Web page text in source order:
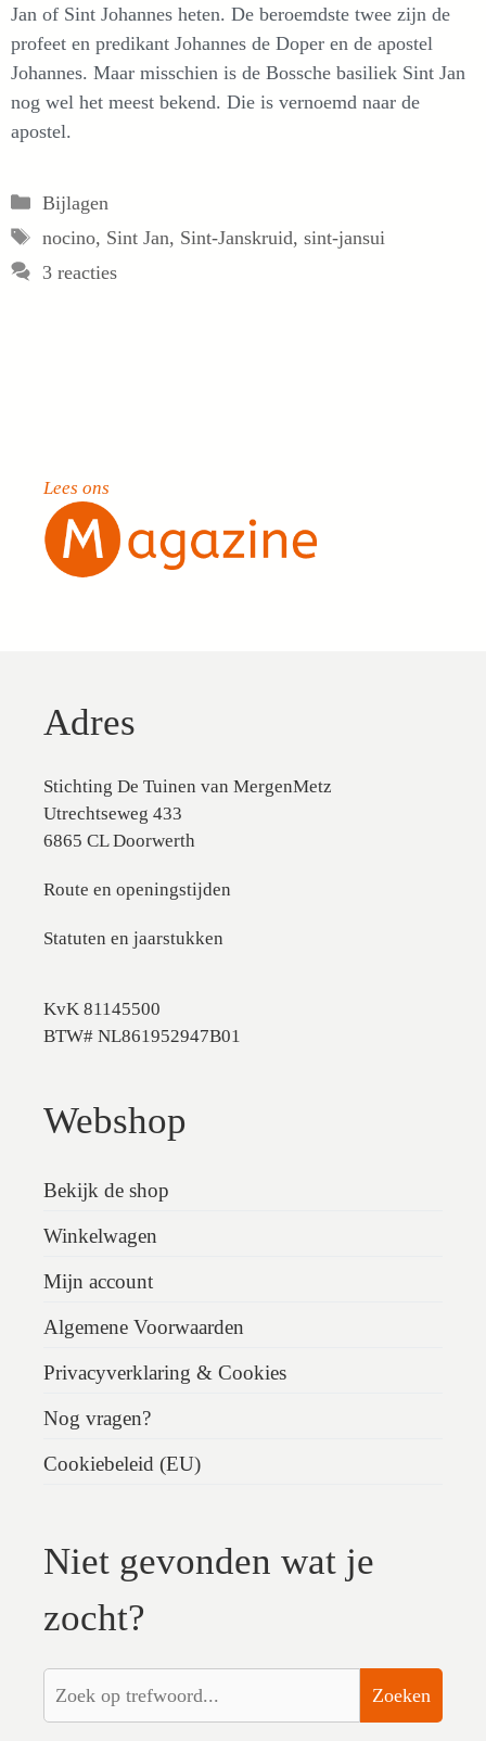
Jan of Sint Johannes heten. De beroemdste twee zijn de
profeet en predikant Johannes de Doper en de apostel
Johannes. Maar misschien is de Bossche basiliek Sint Jan
nog wel het meest bekend. Die is vernoemd naar de
apostel.
Categorieën
Bijlagen
Tags
nocino, Sint Jan, Sint-Janskruid, sint-jansui
3 reacties
Lees ons
Adres
Stichting De Tuinen van MergenMetz
Utrechtseweg 433
6865 CL Doorwerth
Route en openingstijden
Statuten en jaarstukken
KvK 81145500
BTW# NL861952947B01
Webshop
Bekijk de shop
Winkelwagen
Mijn account
Algemene Voorwaarden
Privacyverklaring & Cookies
Nog vragen?
Cookiebeleid (EU)
Niet gevonden wat je
zocht?
Zoeken